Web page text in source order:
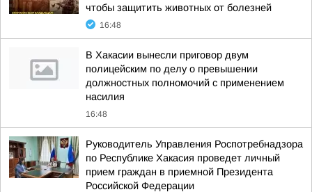
чтобы защитить животных от болезней
16:48
В Хакасии вынесли приговор двум
полицейским по делу о превышении
должностных полномочий с применением
насилия
16:48
Руководитель Управления Роспотребнадзора
по Республике Хакасия проведет личный
прием граждан в приемной Президента
Российской Федерации